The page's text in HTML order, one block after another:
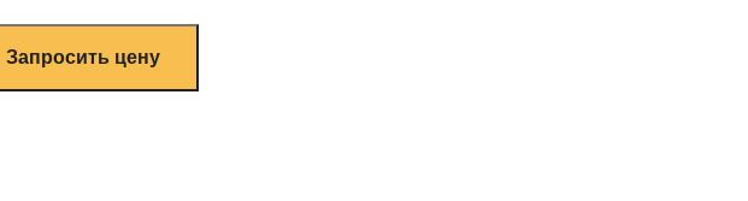
Запросить цену